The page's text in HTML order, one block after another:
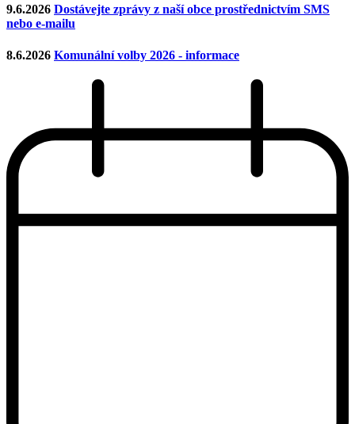
9.6.2026 Dostávejte zprávy z naší obce prostřednictvím SMS
nebo e-mailu
8.6.2026 Komunální volby 2026 - informace